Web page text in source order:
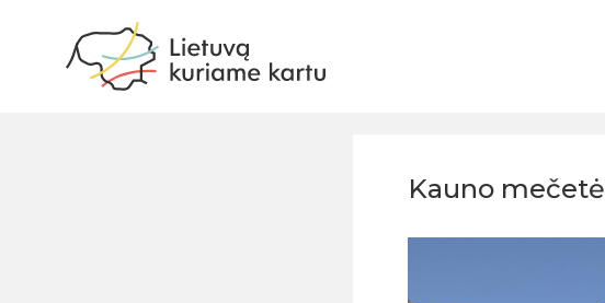
Kauno mečetė